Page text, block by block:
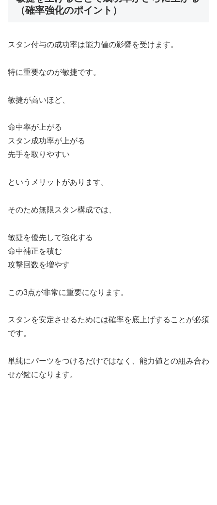
（確率強化のポイント）
スタン付与の成功率は能力値の影響を受けます。
特に重要なのが敏捷です。
敏捷が高いほど、
命中率が上がる
スタン成功率が上がる
先手を取りやすい
というメリットがあります。
そのため無限スタン構成では、
敏捷を優先して強化する
命中補正を積む
攻撃回数を増やす
この3点が非常に重要になります。
スタンを安定させるためには確率を底上げすることが必須
です。
単純にパーツをつけるだけではなく、能力値との組み合わ
せが鍵になります。